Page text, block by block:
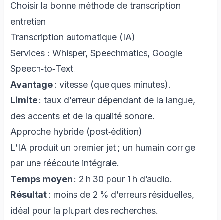
Choisir la bonne méthode de transcription
entretien
Transcription automatique (IA)
Services : Whisper, Speechmatics, Google
Speech‑to‑Text.
Avantage: vitesse (quelques minutes).
Limite: taux d’erreur dépendant de la langue,
des accents et de la qualité sonore.
Approche hybride (post‑édition)
L’IA produit un premier jet ; un humain corrige
par une réécoute intégrale.
Temps moyen : 2 h 30 pour 1 h d’audio.
Résultat: moins de 2 % d’erreurs résiduelles,
idéal pour la plupart des recherches.